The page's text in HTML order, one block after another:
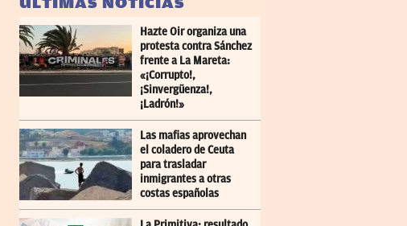
Hazte Oir organiza una
protesta contra Sánchez
frente a La Mareta:
«¡Corrupto!,
¡Sinvergüenza!,
¡Ladrón!»
Las mafias aprovechan
el coladero de Ceuta
para trasladar
inmigrantes a otras
costas españolas